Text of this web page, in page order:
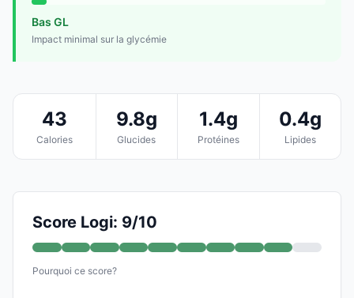
Bas GL
Impact minimal sur la glycémie
43
Calories
9.8g
Glucides
1.4g
Protéines
0.4g
Lipides
Score Logi: 9/10
Pourquoi ce score?